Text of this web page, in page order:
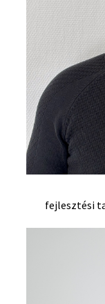
fejlesztési